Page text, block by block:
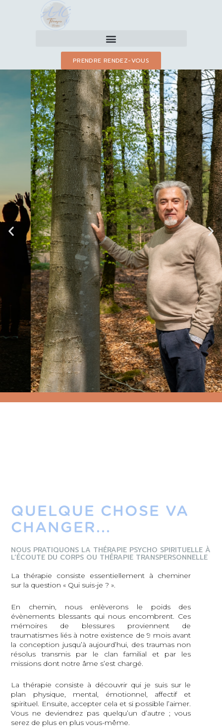
PRENDRE RENDEZ-VOUS
EN SAVOIR PLUS
QUELQUE CHOSE VA
CHANGER...
NOUS PRATIQUONS LA THÉRAPIE PSYCHO SPIRITUELLE À
L’ÉCOUTE DU CORPS OU THÉRAPIE TRANSPERSONNELLE
La thérapie consiste essentiellement à cheminer
sur la question « Qui suis-je ? ».
En chemin, nous enlèverons le poids des
évènements blessants qui nous encombrent. Ces
mémoires de blessures proviennent de
traumatismes liés à notre existence de 9 mois avant
la conception jusqu’à aujourd’hui, des traumas non
résolus transmis par le clan familial et par les
missions dont notre âme s’est chargé.
La thérapie consiste à découvrir qui je suis sur le
plan physique, mental, émotionnel, affectif et
spirituel. Ensuite, accepter cela et si possible l’aimer.
Vous ne deviendrez pas quelqu’un d’autre ; vous
serez de plus en plus vous-même.